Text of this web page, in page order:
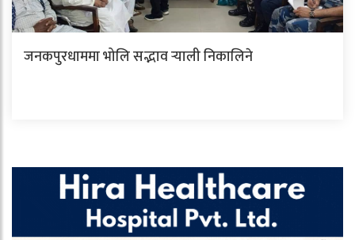
जनकपुरधाममा भोलि सद्भाव र्‍याली निकालिने